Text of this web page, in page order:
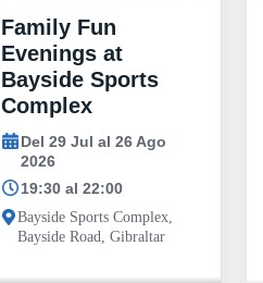
Family Fun
Evenings at
Bayside Sports
Complex
Del 29 Jul al 26 Ago
2026
19:30 al 22:00
Bayside Sports Complex,
Bayside Road, Gibraltar